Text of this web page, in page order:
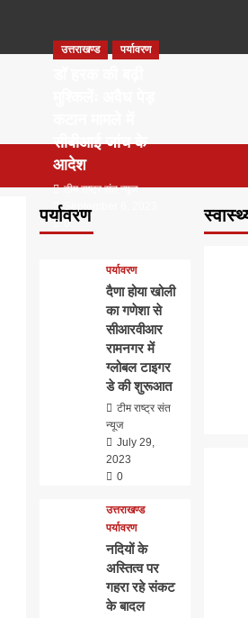
पर्यावरण
उत्तराखण्ड पर्यावरण
सीबीआई जांच के
आदेश
टीम राष्ट्र संत न्यूज
September 6, 2023
0
पर्यावरण
दैणा होया खोली
का गणेशा से
सीआरवीआर
रामनगर में
ग्लोबल टाइगर
डे की शुरूआत
टीम राष्ट्र संत
न्यूज
July 29,
2023
0
उत्तराखण्ड
पर्यावरण
नदियों के
अस्तित्व पर
गहरा रहे संकट
के बादल